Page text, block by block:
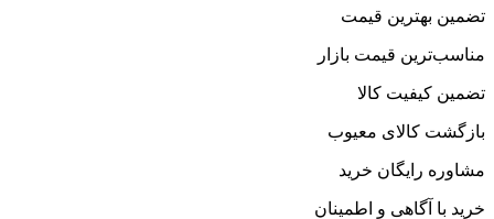
تضمین بهترین قیمت
مناسب‌ترین قیمت بازار
تضمین کیفیت کالا
بازگشت کالای معیوب
مشاوره رایگان خرید
خرید با آگاهی و اطمینان